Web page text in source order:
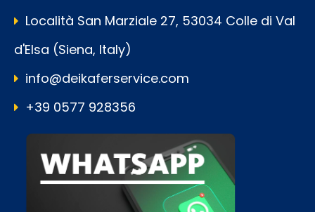
Località San Marziale 27, 53034 Colle di Val
d'Elsa (Siena, Italy)
info@deikaferservice.com
+39 0577 928356